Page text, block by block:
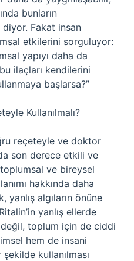
bunların
Fakat insan
etkilerini sorguluyor:
yapıyı daha da
ilaçları kendilerini
başlarsa?”
Kullanılmalı?
reçeteyle ve doktor
son derece etkili ve
ve bireysel
hakkında daha
yanlış algıların önüne
yanlış ellerde
toplum için de ciddi
hem de insani
kullanılması